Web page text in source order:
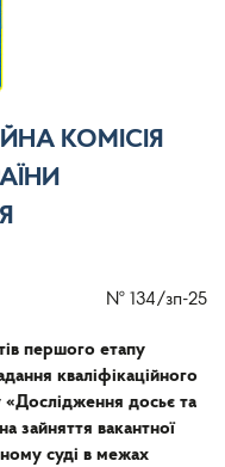
КОМІСІЯ
№ 134/зп-25
першого етапу
кваліфікаційного
«Дослідження досьє та
зайняття вакантної
суді в межах